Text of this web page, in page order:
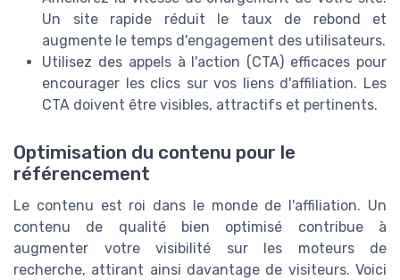
Un site rapide réduit le taux de rebond et
augmente le temps d'engagement des utilisateurs.
Utilisez des appels à l'action (CTA) efficaces pour
encourager les clics sur vos liens d'affiliation. Les
CTA doivent être visibles, attractifs et pertinents.
Optimisation du contenu pour le
référencement
Le contenu est roi dans le monde de l'affiliation. Un
contenu de qualité bien optimisé contribue à
augmenter votre visibilité sur les moteurs de
recherche, attirant ainsi davantage de visiteurs. Voici